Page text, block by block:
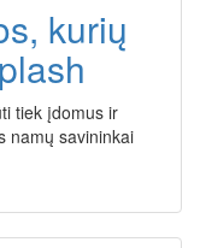
kurių
tiek įdomus ir
namų savininkai